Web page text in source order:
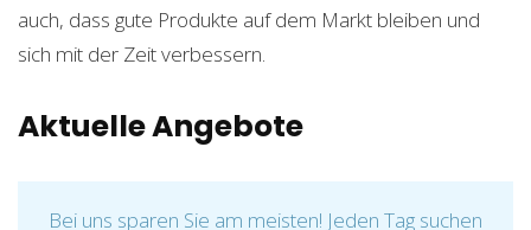
auch, dass gute Produkte auf dem Markt bleiben und
sich mit der Zeit verbessern.
Aktuelle Angebote
Bei uns sparen Sie am meisten! Jeden Tag suchen